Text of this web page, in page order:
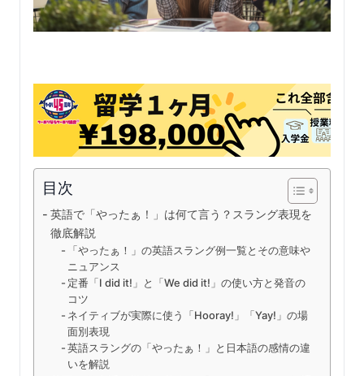
目次
英語で「やったぁ！」は何て言う？スラング表現を
徹底解説
「やったぁ！」の英語スラング例一覧とその意味や
ニュアンス
定番「I did it!」と「We did it!」の使い方と発音の
コツ
ネイティブが実際に使う「Hooray!」「Yay!」の場
面別表現
英語スラングの「やったぁ！」と日本語の感情の違
いを解説